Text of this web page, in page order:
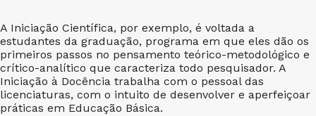
A Iniciação Científica, por exemplo, é voltada a
estudantes da graduação, programa em que eles dão os
primeiros passos no pensamento teórico-metodológico e
crítico-analítico que caracteriza todo pesquisador. A
Iniciação à Docência trabalha com o pessoal das
licenciaturas, com o intuito de desenvolver e aperfeiçoar
práticas em Educação Básica.